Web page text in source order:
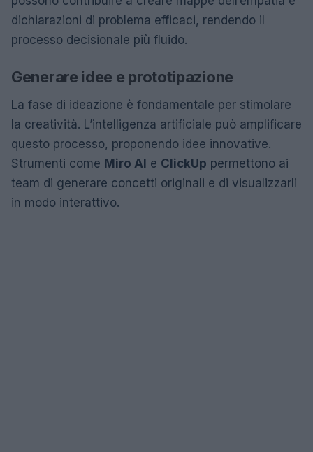
dichiarazioni di problema efficaci, rendendo il
processo decisionale più fluido.
Generare idee e prototipazione
La fase di ideazione è fondamentale per stimolare
la creatività. L’intelligenza artificiale può amplificare
questo processo, proponendo idee innovative.
Strumenti come Miro AI e ClickUp permettono ai
team di generare concetti originali e di visualizzarli
in modo interattivo.